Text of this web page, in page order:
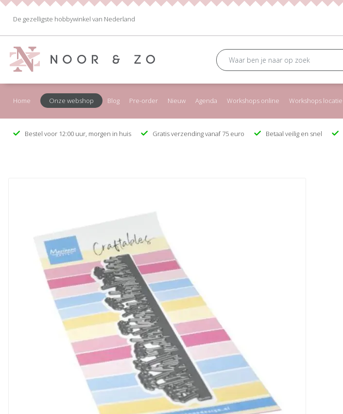
De gezelligste hobbywinkel van Nederland
Home Onze webshop Blog Pre-order Nieuw Agenda Workshops online Workshops locatie
Bestel voor 12:00 uur, morgen in huis Gratis verzending vanaf 75 euro Betaal veilig en snel